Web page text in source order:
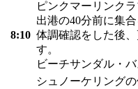
8:10
ピンクマーリンク
出港の40分前に集
体調確認をした後
す。
ビーチサンダル・
シュノーケリング